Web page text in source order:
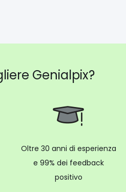
Genialpix?
Oltre 30 anni di esperienza
e 99% dei feedback
positivo